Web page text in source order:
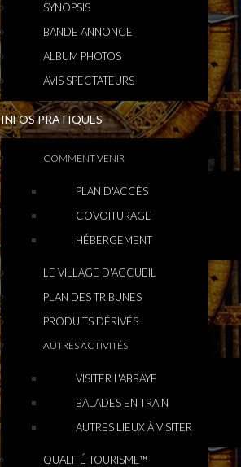
SYNOPSIS
BANDE ANNONCE
ALBUM PHOTOS
AVIS SPECTATEURS
INFOS PRATIQUES
COMMENT VENIR
PLAN D'ACCÈS
COVOITURAGE
HÉBERGEMENT
LE VILLAGE D'ACCUEIL
PLAN DES TRIBUNES
PRODUITS DÉRIVÉS
AUTRES ACTIVITÉS
VISITER L'ABBAYE
BALADES EN TRAIN
AUTRES LIEUX À VISITER
QUALITÉ TOURISME™